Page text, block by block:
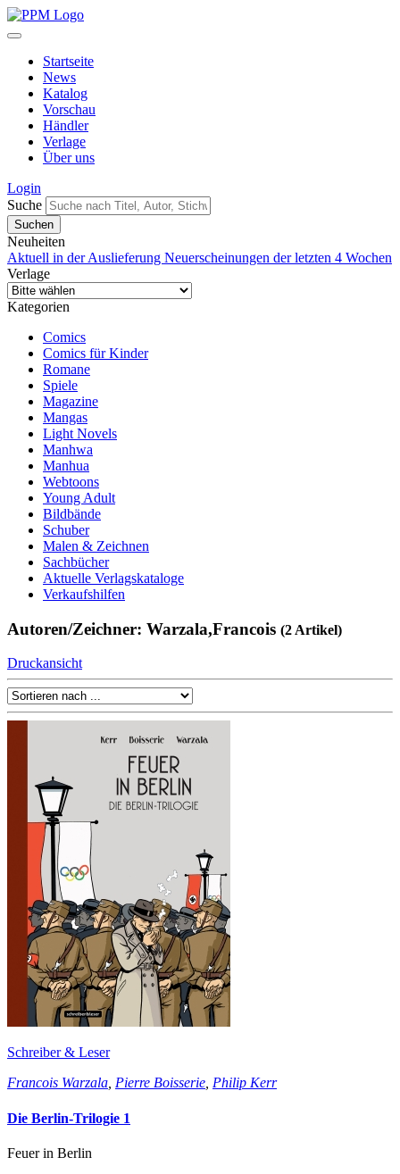
Startseite
News
Katalog
Vorschau
Händler
Verlage
Über uns
Login
Suche
Neuheiten
Aktuell in der Auslieferung Neuerscheinungen der letzten 4 Wochen
Verlage
Kategorien
Comics
Comics für Kinder
Romane
Spiele
Magazine
Mangas
Light Novels
Manhwa
Manhua
Webtoons
Young Adult
Bildbände
Schuber
Malen & Zeichnen
Sachbücher
Aktuelle Verlagskataloge
Verkaufshilfen
Autoren/Zeichner: Warzala,Francois (2 Artikel)
Druckansicht
Schreiber & Leser
Francois Warzala, Pierre Boisserie, Philip Kerr
Die Berlin-Trilogie 1
Feuer in Berlin